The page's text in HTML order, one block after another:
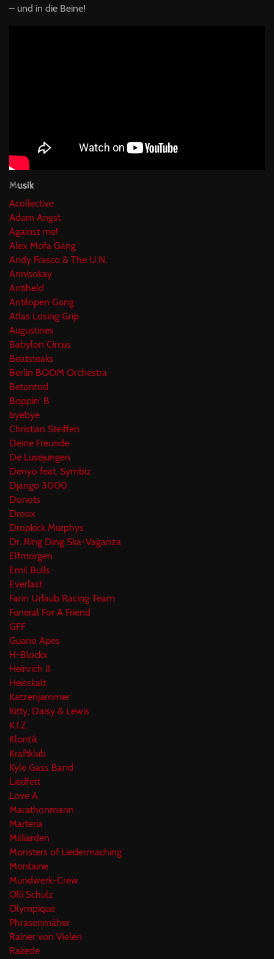
– und in die Beine!
Musik
Acollective
Adam Angst
Against me!
Alex Mofa Gang
Andy Frasco & The U.N.
Annisokay
Antiheld
Antilopen Gang
Atlas Losing Grip
Augustines
Babylon Circus
Beatsteaks
Berlin BOOM Orchestra
Betontod
Boppin' B
byebye
Christian Steiffen
Deine Freunde
De Lusejungen
Denyo feat. Symbiz
Django 3000
Donots
Droox
Dropkick Murphys
Dr. Ring Ding Ska-Vaganza
Elfmorgen
Emil Bulls
Everlast
Farin Urlaub Racing Team
Funeral For A Friend
GFF
Guano Apes
H-Blockx
Heinrich II
Heisskalt
Katzenjammer
Kitty, Daisy & Lewis
K.I.Z.
Klontik
Kraftklub
Kyle Gass Band
Liedfett
Love A
Marathonmann
Marteria
Milliarden
Monsters of Liedermaching
Montaine
Mundwerk-Crew
Olli Schulz
Olympique
Phrasenmäher
Rainer von Vielen
Rakede